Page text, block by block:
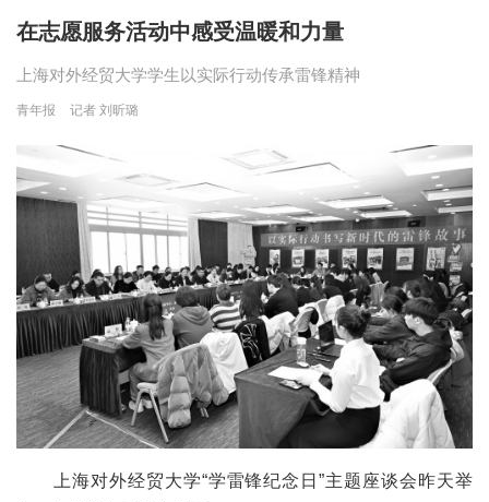
在志愿服务活动中感受温暖和力量
上海对外经贸大学学生以实际行动传承雷锋精神
青年报 记者 刘昕璐
上海对外经贸大学“学雷锋纪念日”主题座谈会昨天举